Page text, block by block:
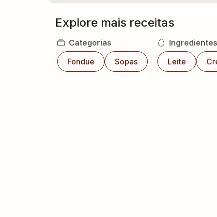
Explore mais receitas
Categorias
Fondue
Sopas
Ingredientes
Leite